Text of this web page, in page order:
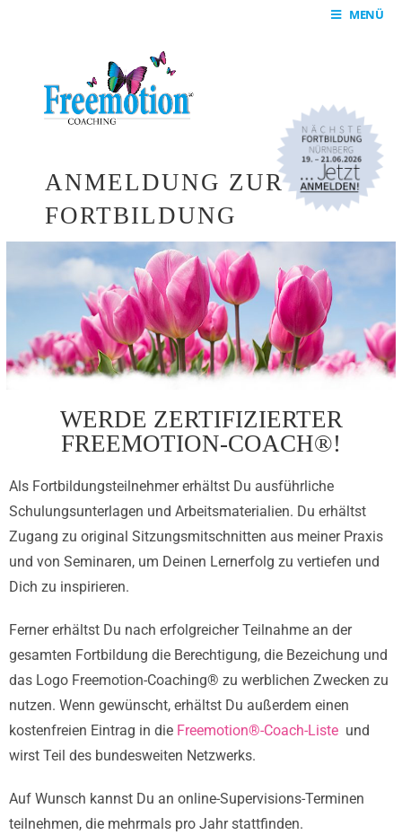
MENÜ
ANMELDUNG ZUR
FORTBILDUNG
WERDE ZERTIFIZIERTER
FREEMOTION-COACH®!
Als Fortbildungsteilnehmer erhältst Du ausführliche
Schulungsunterlagen und Arbeitsmaterialien. Du erhältst
Zugang zu original Sitzungsmitschnitten aus meiner Praxis
und von Seminaren, um Deinen Lernerfolg zu vertiefen und
Dich zu inspirieren.
Ferner erhältst Du nach erfolgreicher Teilnahme an der
gesamten Fortbildung die Berechtigung, die Bezeichung und
das Logo Freemotion-Coaching® zu werblichen Zwecken zu
nutzen. Wenn gewünscht, erhältst Du außerdem einen
kostenfreien Eintrag in die Freemotion®-Coach-Liste und
wirst Teil des bundesweiten Netzwerks.
Auf Wunsch kannst Du an online-Supervisions-Terminen
teilnehmen, die mehrmals pro Jahr stattfinden.